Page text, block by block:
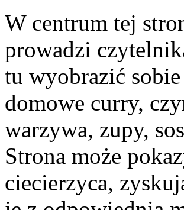
W centrum tej
prowadzi
tu wyobrazić
domowe curry,
warzywa, zupy,
Strona może
ciecierzyca,